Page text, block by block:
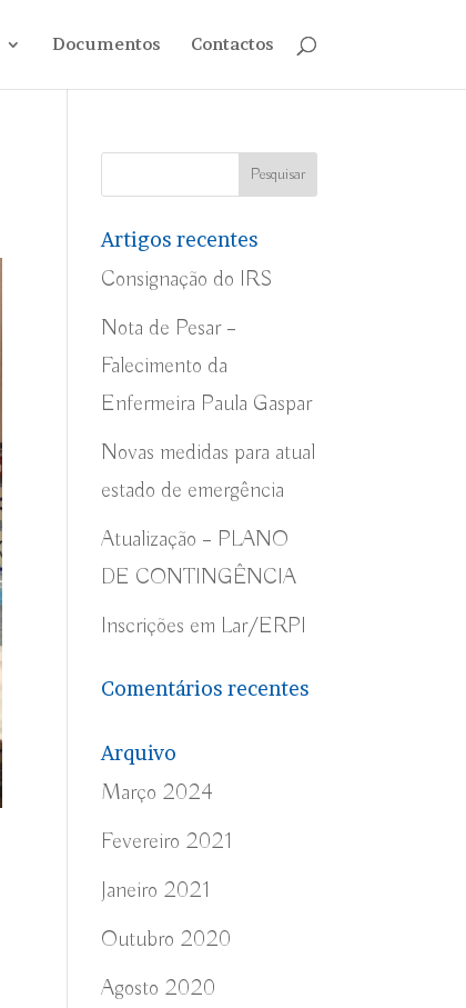
Documentos Contactos
Artigos recentes
Consignação do IRS
Nota de Pesar –
Falecimento da
Enfermeira Paula Gaspar
Novas medidas para atual
estado de emergência
Atualização – PLANO
DE CONTINGÊNCIA
Inscrições em Lar/ERPI
Comentários recentes
Arquivo
Março 2024
Fevereiro 2021
Janeiro 2021
Outubro 2020
Agosto 2020